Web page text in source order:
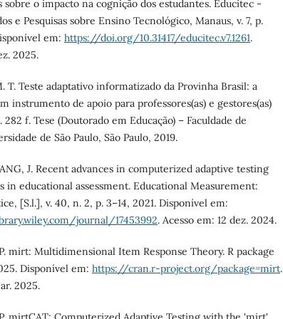
sobre o impacto na cognição dos estudantes. Educitec -
e Pesquisas sobre Ensino Tecnológico, Manaus, v. 7, p.
em: https://doi.org/10.31417/educitec.v7.1261.
2025.
T. Teste adaptativo informatizado da Provinha Brasil: a
instrumento de apoio para professores(as) e gestores(as)
282 f. Tese (Doutorado em Educação) – Faculdade de
de São Paulo, São Paulo, 2019.
J. Recent advances in computerized adaptive testing
in educational assessment. Educational Measurement:
[S.l.], v. 40, n. 2, p. 3–14, 2021. Disponível em:
journal/17453992. Acesso em: 12 dez. 2024.
mirt: Multidimensional Item Response Theory. R package
Disponível em: https://cran.r-project.org/package=mirt.
2025.